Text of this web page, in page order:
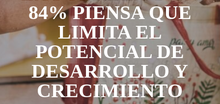
84% PIENSA QUE
LIMITA EL
POTENCIAL DE
DESARROLLO Y
CRECIMIENTO